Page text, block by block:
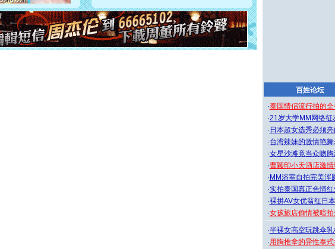
[元旦] 如果上天让我许三个愿望，一是今生今世和你在一
起；二是再生再世和你在一起；三是三生三世和你不再分
离。水晶之恋祝你新年快乐
[元旦]当我狠下心扭头离去那一刻，你在我身后无助地哭
泣，这痛楚让我明白我多么爱你。我转身抱住你：这猪不
百姓论坛
·泰国情侣流行拍的全
·21岁大学MM网络征
· 日本超女选秀必须
·台湾辣妹的激情艳
·女星沙滩竟当众吻胸
·曹颖印小天酒店激情
· MM浴室自拍完美浑
·实拍泰国真正色情红
·裸拼AV女优翁红日
·女孩旅店偷情被暗拍
·半裸女高空玩跳伞乳
·用胸推拿的异性泰